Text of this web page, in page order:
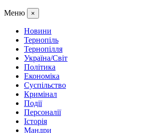
Меню ×
Новини
Тернопіль
Тернопілля
Україна/Світ
Політика
Економіка
Суспільство
Кримінал
Події
Персоналії
Історія
Мандри